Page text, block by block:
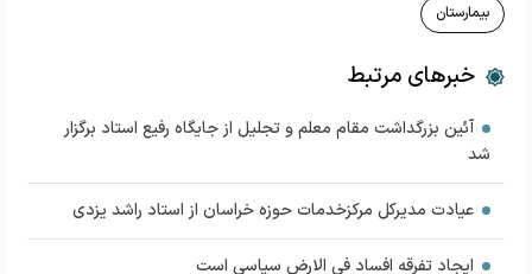
بیمارستان
خبرهای مرتبط
آئین بزرگداشت مقام معلم و تجلیل از جایگاه رفیع استاد برگزار
شد
عیادت مدیرکل مرکزخدمات حوزه خراسان از استاد راشد یزدی
ایجاد تفرقه افساد فی الارض سیاسی است